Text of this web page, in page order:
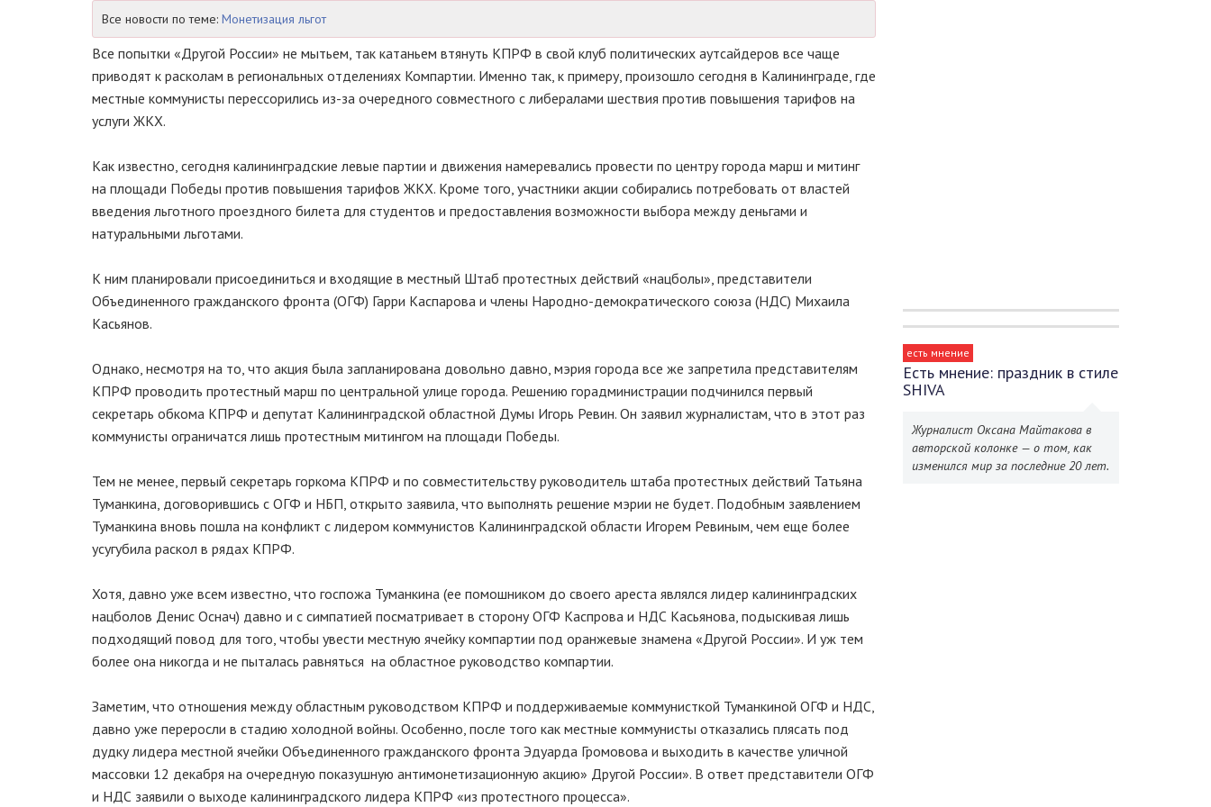
Все новости по теме: Монетизация льгот
Все попытки «Другой России» не мытьем, так катаньем втянуть КПРФ в свой клуб политических аутсайдеров все чаще
приводят к расколам в региональных отделениях Компартии. Именно так, к примеру, произошло сегодня в Калининграде, где
местные коммунисты перессорились из-за очередного совместного с либералами шествия против повышения тарифов на
услуги ЖКХ.
Как известно, сегодня калининградские левые партии и движения намеревались провести по центру города марш и митинг
на площади Победы против повышения тарифов ЖКХ. Кроме того, участники акции собирались потребовать от властей
введения льготного проездного билета для студентов и предоставления возможности выбора между деньгами и
натуральными льготами.
К ним планировали присоединиться и входящие в местный Штаб протестных действий «нацболы», представители
Объединенного гражданского фронта (ОГФ) Гарри Каспарова и члены Народно-демократического союза (НДС) Михаила
Касьянов.
Однако, несмотря на то, что акция была запланирована довольно давно, мэрия города все же запретила представителям
КПРФ проводить протестный марш по центральной улице города. Решению горадминистрации подчинился первый
секретарь обкома КПРФ и депутат Калининградской областной Думы Игорь Ревин. Он заявил журналистам, что в этот раз
коммунисты ограничатся лишь протестным митингом на площади Победы.
Тем не менее, первый секретарь горкома КПРФ и по совместительству руководитель штаба протестных действий Татьяна
Туманкина, договорившись с ОГФ и НБП, открыто заявила, что выполнять решение мэрии не будет. Подобным заявлением
Туманкина вновь пошла на конфликт с лидером коммунистов Калининградской области Игорем Ревиным, чем еще более
усугубила раскол в рядах КПРФ.
Хотя, давно уже всем известно, что госпожа Туманкина (ее помошником до своего ареста являлся лидер калининградских
нацболов Денис Оснач) давно и с симпатией посматривает в сторону ОГФ Каспрова и НДС Касьянова, подыскивая лишь
подходящий повод для того, чтобы увести местную ячейку компартии под оранжевые знамена «Другой России». И уж тем
более она никогда и не пыталась равняться на областное руководство компартии.
Заметим, что отношения между областным руководством КПРФ и поддерживаемые коммунисткой Туманкиной ОГФ и НДС,
давно уже переросли в стадию холодной войны. Особенно, после того как местные коммунисты отказались плясать под
дудку лидера местной ячейки Объединенного гражданского фронта Эдуарда Громовова и выходить в качестве уличной
массовки 12 декабря на очередную показушную антимонетизационную акцию» Другой России». В ответ представители ОГФ
и НДС заявили о выходе калининградского лидера КПРФ «из протестного процесса».
есть мнение
Есть мнение: праздник в стиле
SHIVA
Журналист Оксана Майтакова в
авторской колонке — о том, как
изменился мир за последние 20 лет.